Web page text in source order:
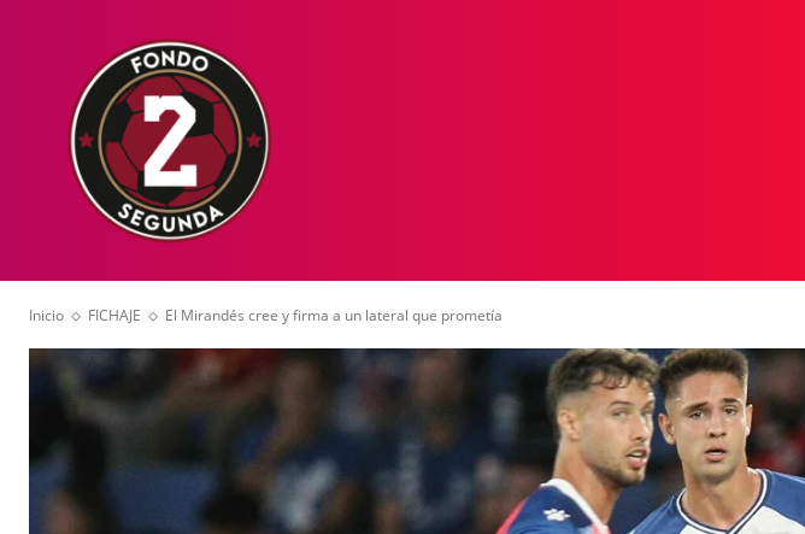
Inicio FICHAJE El Mirandés cree y firma a un lateral que prometía